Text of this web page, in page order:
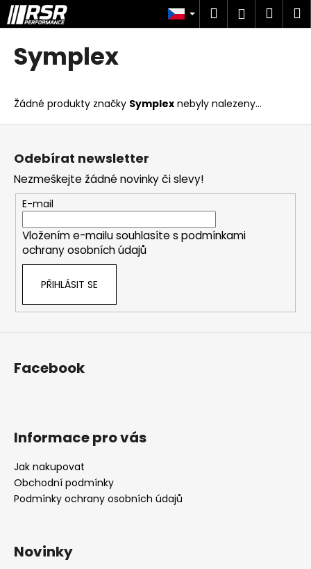
Přejít
na
obsah
Hledat
Symplex
Žádné produkty značky Symplex nebyly nalezeny...
K
o
o
p
o
t
ř
e
b
e
n
a
í
o
Z
Odebírat newsletter
Nezmeškejte žádné novinky či slevy!
E-mail
Vložením e-mailu souhlasíte s podmínkami
ochrany osobních údajů
PŘIHLÁSIT SE
Facebook
Informace pro vás
Jak nakupovat
Obchodní podmínky
Podmínky ochrany osobních údajů
Novinky